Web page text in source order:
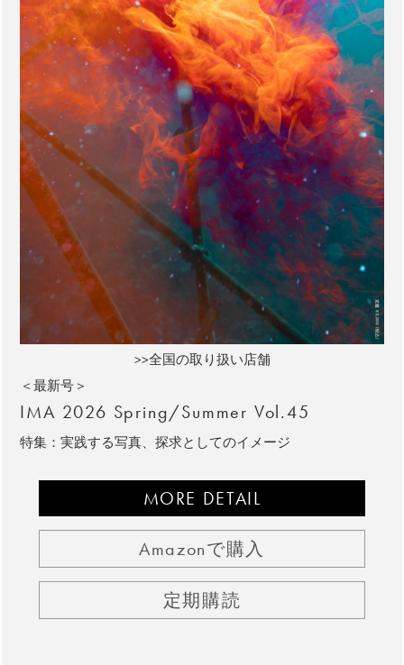
>>全国の取り扱い店舗
＜最新号＞
IMA 2026 Spring/Summer Vol.45
特集：実践する写真、探求としてのイメージ
MORE DETAIL
Amazonで購入
定期購読